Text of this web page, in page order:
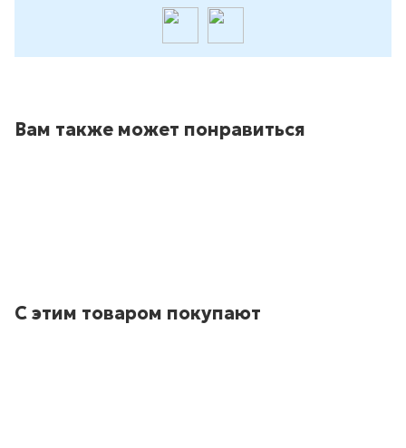
Вам также может понравиться
С этим товаром покупают